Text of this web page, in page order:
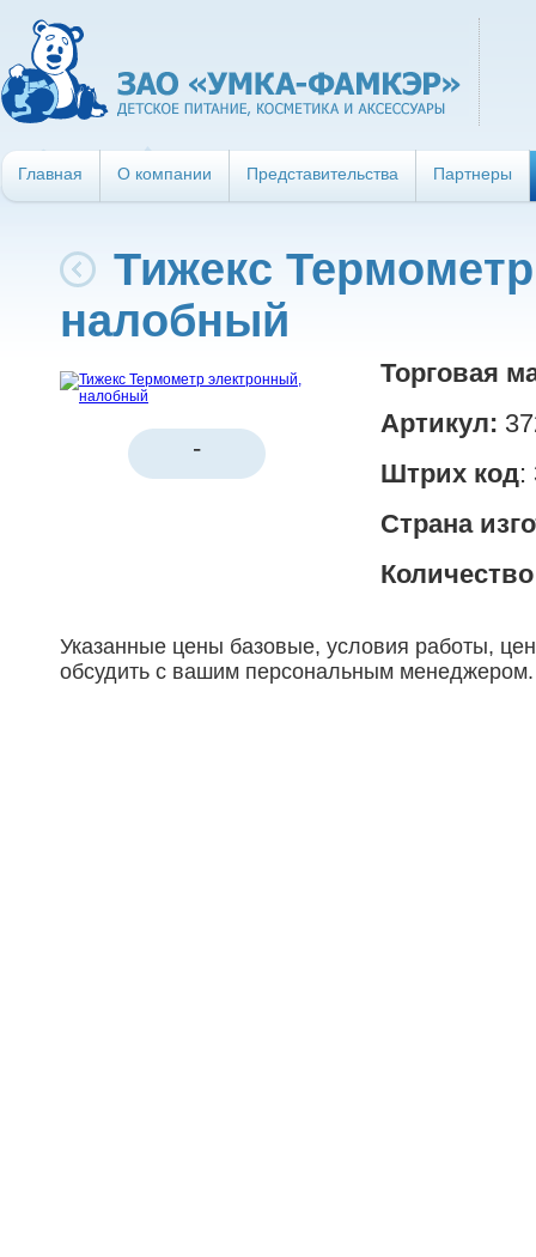
Главная О компании Представительства Партнеры
Тижекс
налобный
-
Торговая
Артикул:
Штрих код:
Страна
Указанные цены базовые, условия работы,
обсудить с вашим персональным менеджером.